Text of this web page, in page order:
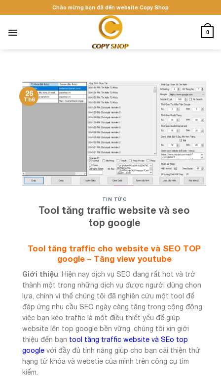
to
Chào mừng bạn đã đến website Copy Shop
0
26
Th6
TIN TỨC
Tool tăng traffic website và seo
top google
Tool tăng traffic cho website và SEO TOP
google – Tăng view youtube
Giới thiệu: Hiện nay dịch vụ SEO đang rất hot và trở
thành một trong những dịch vụ được người dùng chọn
lựa, chính vì thế chúng tôi đã nghiên cứu một tool để
đáp ứng nhu cầu SEO ngày càng tăng trong cộng động,
việc bạn kéo traffic là một điều thiết yếu để giúp
website lên top google bền vững, chúng tôi xin giới
thiệu đến bạn tool tăng traffic website và SEo top
google với đầy đủ tính năng giúp cho bạn cải thiện thứ
hạng từ khóa và webstie của mình trên công cụ tìm
kiếm.